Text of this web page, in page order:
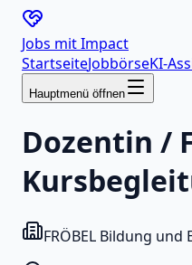
Jobs mitImpact
StartseiteJobbörseKI-
Hauptmenü öffnen
Dozentin /
FRÖBEL Bildung